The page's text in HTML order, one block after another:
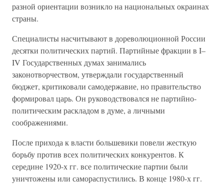
разной ориентации возникло на национальных окраинах
страны.
Специалисты насчитывают в дореволюционной России
десятки политических партий. Партийные фракции в I–
IV Государственных думах занимались
законотворчеством, утверждали государственный
бюджет, критиковали самодержавие, но правительство
формировал царь. Он руководствовался не партийно-
политическим раскладом в думе, а личными
соображениями.
После прихода к власти большевики повели жесткую
борьбу против всех политических конкурентов. К
середине 1920-х гг. все политические партии были
уничтожены или самораспустились. В конце 1980-х гг.